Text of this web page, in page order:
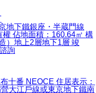
地下鐵銀座・半蔵門線
權 佔地面積：160.64㎡ 構
）地上2層地下1層 竣
詢
十番 NEOCE 住居表示：
大江戶線或東京地下鐵南